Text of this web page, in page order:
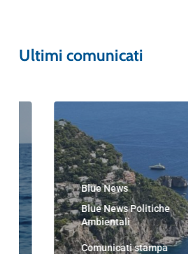
Ultimi comunicati
Blue News
Blue News Politiche
Ambientali
Comunicati stampa